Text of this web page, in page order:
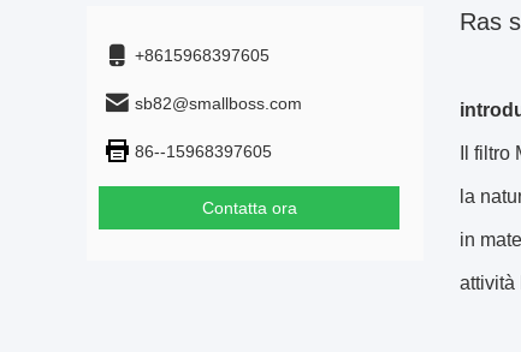
+8615968397605
sb82@smallboss.com
86--15968397605
Contatta ora
Ras
Il
la
in
attività